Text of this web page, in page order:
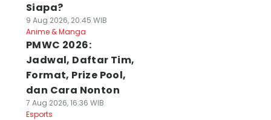
Siapa?
9 Aug 2026, 20:45 WIB
Anime & Manga
PMWC 2026:
Jadwal, Daftar Tim,
Format, Prize Pool,
dan Cara Nonton
7 Aug 2026, 16:36 WIB
Esports